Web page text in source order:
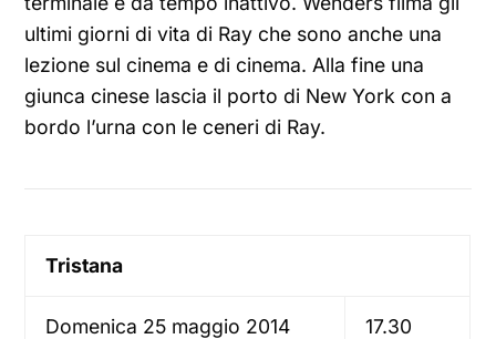
ultimi giorni di vita di Ray che sono anche una
lezione sul cinema e di cinema. Alla fine una
giunca cinese lascia il porto di New York con a
bordo l’urna con le ceneri di Ray.
Tristana
Domenica 25 maggio 2014 17.30